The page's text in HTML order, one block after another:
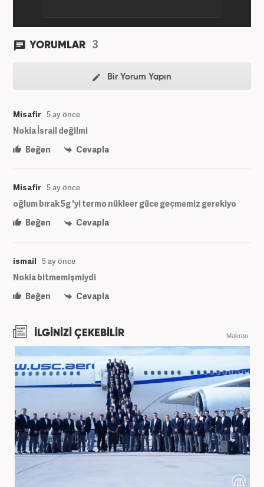
YORUMLAR 3
Bir Yorum Yapın
Misafir 5 ay önce
Nokia İsrail değilmi
Beğen
Cevapla
Misafir 5 ay önce
oğlum bırak 5g 'yi termo nükleer güce geçmemiz gerekiyo
Beğen
Cevapla
ismail 5 ay önce
Nokia bitmemişmiydi
Beğen
Cevapla
İLGİNİZİ ÇEKEBİLİR Makroo